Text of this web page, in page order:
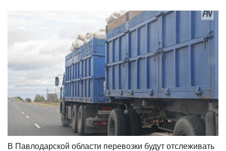
В Павлодарской области перевозки будут отслеживать